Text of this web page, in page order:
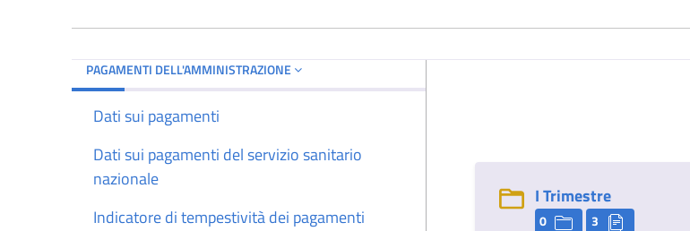
PAGAMENTI DELL'AMMINISTRAZIONE
Dati sui pagamenti
Dati sui pagamenti del servizio sanitario
nazionale
Indicatore di tempestività dei pagamenti
I Trimestre
0 3